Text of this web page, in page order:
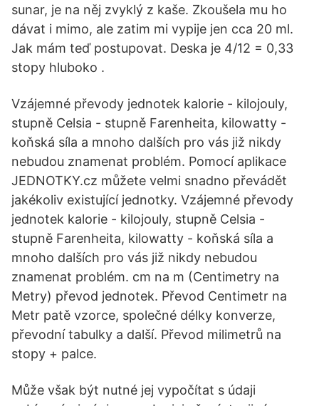
sunar, je na něj zvyklý z kaše. Zkoušela mu ho
dávat i mimo, ale zatim mi vypije jen cca 20 ml.
Jak mám teď postupovat. Deska je 4/12 = 0,33
stopy hluboko .
Vzájemné převody jednotek kalorie - kilojouly,
stupně Celsia - stupně Farenheita, kilowatty -
koňská síla a mnoho dalších pro vás již nikdy
nebudou znamenat problém. Pomocí aplikace
JEDNOTKY.cz můžete velmi snadno převádět
jakékoliv existující jednotky. Vzájemné převody
jednotek kalorie - kilojouly, stupně Celsia -
stupně Farenheita, kilowatty - koňská síla a
mnoho dalších pro vás již nikdy nebudou
znamenat problém. cm na m (Centimetry na
Metry) převod jednotek. Převod Centimetr na
Metr patě vzorce, společné délky konverze,
převodní tabulky a další. Převod milimetrů na
stopy + palce.
Může však být nutné jej vypočítat s údaji